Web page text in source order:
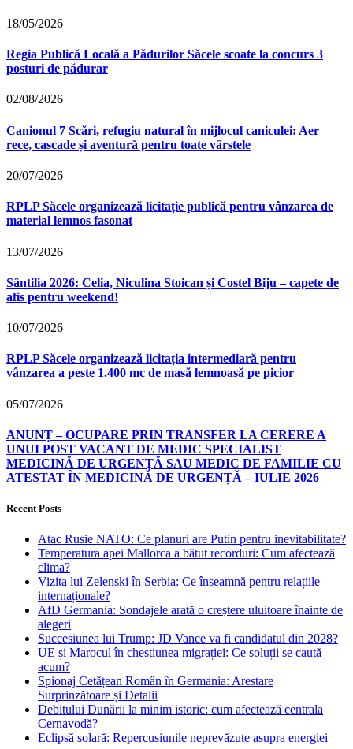
18/05/2026
Regia Publică Locală a Pădurilor Săcele scoate la concurs 3
posturi de pădurar
02/08/2026
Canionul 7 Scări, refugiu natural în mijlocul caniculei: Aer
rece, cascade și aventură pentru toate vârstele
20/07/2026
RPLP Săcele organizează licitație publică pentru vânzarea de
material lemnos fasonat
13/07/2026
Sântilia 2026: Celia, Niculina Stoican și Costel Biju – capete de
afis pentru weekend!
10/07/2026
RPLP Săcele organizează licitația intermediară pentru
vânzarea a peste 1.400 mc de masă lemnoasă pe picior
05/07/2026
ANUNȚ – OCUPARE PRIN TRANSFER LA CERERE A
UNUI POST VACANT DE MEDIC SPECIALIST
MEDICINĂ DE URGENȚĂ SAU MEDIC DE FAMILIE CU
ATESTAT ÎN MEDICINĂ DE URGENȚĂ – IULIE 2026
Recent Posts
Atac Rusie NATO: Ce planuri are Putin pentru inevitabilitate?
Temperatura apei Mallorca a bătut recorduri: Cum afectează
clima?
Vizita lui Zelenski în Serbia: Ce înseamnă pentru relațiile
internaționale?
AfD Germania: Sondajele arată o creștere uluitoare înainte de
alegeri
Succesiunea lui Trump: JD Vance va fi candidatul din 2028?
UE și Marocul în chestiunea migrației: Ce soluții se caută
acum?
Spionaj Cetățean Român în Germania: Arestare
Surprinzătoare și Detalii
Debitului Dunării la minim istoric: cum afectează centrala
Cernavodă?
Eclipsă solară: Repercusiunile neprevăzute asupra energiei